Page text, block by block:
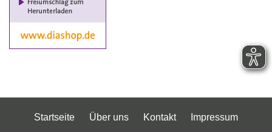
Startseite Über uns Kontakt
Impressum